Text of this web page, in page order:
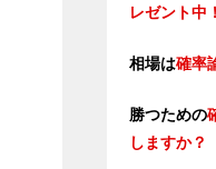
レゼント中
相場は確率
勝つための
しますか？